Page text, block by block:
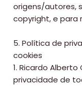
origens/autores,
copyright, e
5. Política de
cookies
1. Ricardo
privacidade de